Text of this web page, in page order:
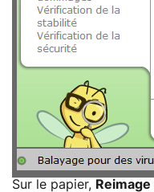
Sur le papier, Reimage